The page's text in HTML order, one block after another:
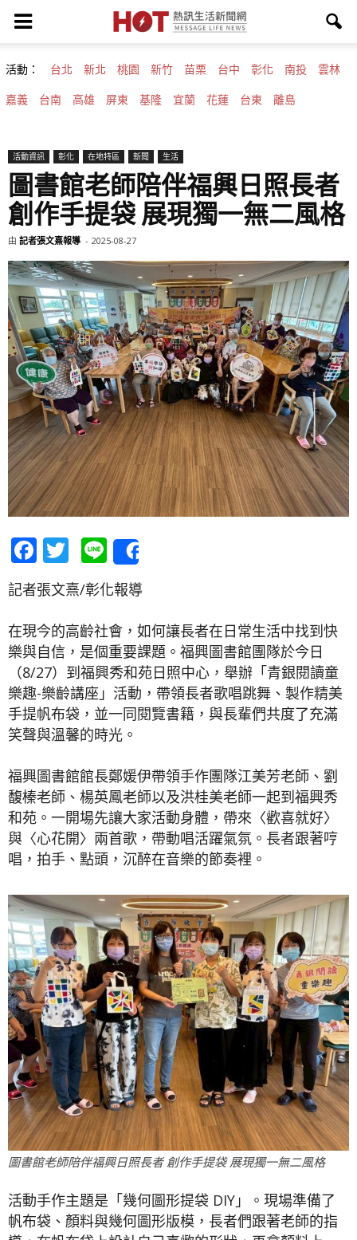
活動： 台北 新北 桃園 新竹 苗栗 台中 彰化 南投 雲林
嘉義 台南 高雄 屏東 基隆 宜蘭 花蓮 台東 離島
活動資訊 彰化 在地特區 新聞 生活
圖書館老師陪伴福興日照長者
創作手提袋 展現獨一無二風格
由 記者張文熹報導 - 2025-08-27
Facebook
Twitter
Line
記者張文熹/彰化報導
在現今的高齡社會，如何讓長者在日常生活中找到快
樂與自信，是個重要課題。福興圖書館團隊於今日
（8/27）到福興秀和苑日照中心，舉辦「青銀閱讀童
樂趣-樂齡講座」活動，帶領長者歌唱跳舞、製作精美
手提帆布袋，並一同閱覽書籍，與長輩們共度了充滿
笑聲與溫馨的時光。
福興圖書館館長鄭媛伊帶領手作團隊江美芳老師、劉
馥榛老師、楊英鳳老師以及洪桂美老師一起到福興秀
和苑。一開場先讓大家活動身體，帶來〈歡喜就好〉
與〈心花開〉兩首歌，帶動唱活躍氣氛。長者跟著哼
唱，拍手、點頭，沉醉在音樂的節奏裡。
圖書館老師陪伴福興日照長者 創作手提袋 展現獨一無二風格
活動手作主題是「幾何圖形提袋 DIY」。現場準備了
帆布袋、顏料與幾何圖形版模，長者們跟著老師的指